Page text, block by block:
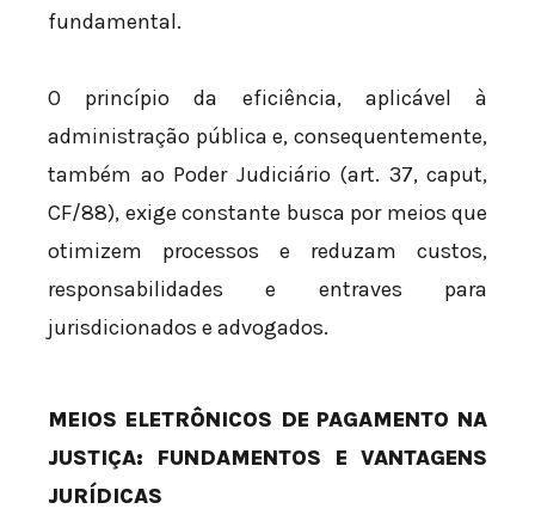
fundamental.
O princípio da eficiência, aplicável à
administração pública e, consequentemente,
também ao Poder Judiciário (art. 37, caput,
CF/88), exige constante busca por meios que
otimizem processos e reduzam custos,
responsabilidades e entraves para
jurisdicionados e advogados.
MEIOS ELETRÔNICOS DE PAGAMENTO NA
JUSTIÇA: FUNDAMENTOS E VANTAGENS
JURÍDICAS